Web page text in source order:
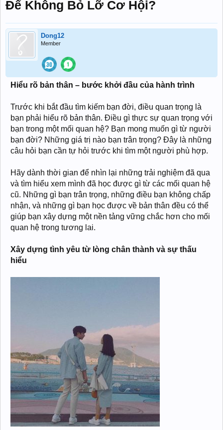
Để Không Bỏ Lỡ Cơ Hội?
Dong12
Member
Hiểu rõ bản thân – bước khởi đầu của hành trình
Trước khi bắt đầu tìm kiếm bạn đời, điều quan trọng là
bạn phải hiểu rõ bản thân. Điều gì thực sự quan trọng với
bạn trong một mối quan hệ? Bạn mong muốn gì từ người
bạn đời? Những giá trị nào bạn trân trọng? Đây là những
câu hỏi bạn cần tự hỏi trước khi tìm một người phù hợp.
Hãy dành thời gian để nhìn lại những trải nghiệm đã qua
và tìm hiểu xem mình đã học được gì từ các mối quan hệ
cũ. Những gì bạn trân trọng, những điều bạn không chấp
nhận, và những gì bạn học được về bản thân đều có thể
giúp bạn xây dựng một nền tảng vững chắc hơn cho mối
quan hệ trong tương lai.
Xây dựng tình yêu từ lòng chân thành và sự thấu
hiểu